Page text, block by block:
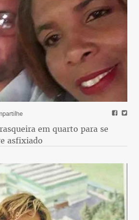
em quarto para se
asfixiado